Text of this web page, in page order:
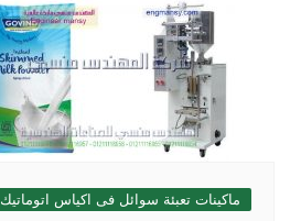
ماكينات تعبئة سوائل فى اكياس اتوماتيك